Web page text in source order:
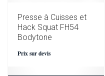
Presse à Cuisses et
Hack Squat FH54
Bodytone
Prix sur devis